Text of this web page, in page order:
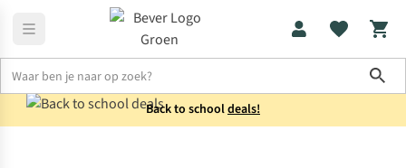
Back to schooldeals!